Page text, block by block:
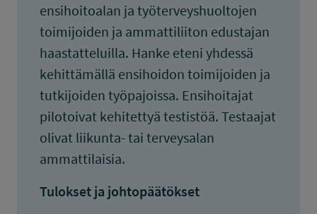
ensihoitoalan ja työterveyshuoltojen
toimijoiden ja ammattiliiton edustajan
haastatteluilla. Hanke eteni yhdessä
kehittämällä ensihoidon toimijoiden ja
tutkijoiden työpajoissa. Ensihoitajat
pilotoivat kehitettyä testistöä. Testaajat
olivat liikunta- tai terveysalan
ammattilaisia.
Tulokset ja johtopäätökset